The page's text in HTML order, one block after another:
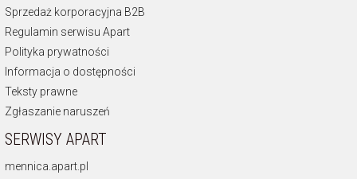
Sprzedaż korporacyjna B2B
Regulamin serwisu Apart
Polityka prywatności
Informacja o dostępności
Teksty prawne
Zgłaszanie naruszeń
SERWISY APART
mennica.apart.pl